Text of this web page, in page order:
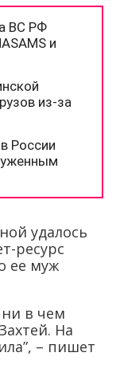
удалось
ресурс
ее муж
ни в чем
На
– пишет